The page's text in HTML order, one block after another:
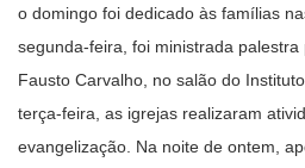
o domingo foi dedicado às famílias
segunda-feira, foi ministrada
Fausto Carvalho, no salão do
terça-feira, as igrejas realizaram
evangelização. Na noite de ontem,